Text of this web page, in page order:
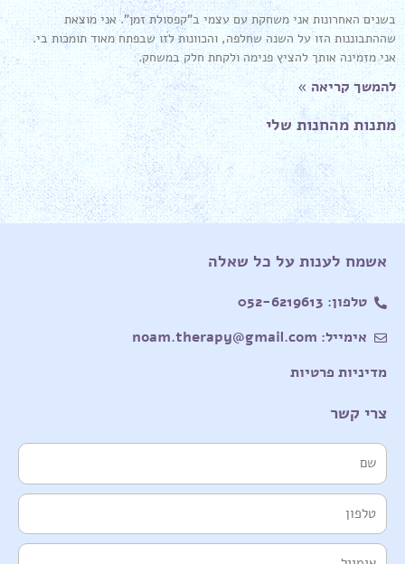
בשנים האחרונות אני משחקת עם עצמי ב"קפסולת זמן". אני מוצאת
שההתבוננות הזו על השנה שחלפה, והכוונות לזו שבפתח מאוד תומכות בי.
אני מזמינה אותך להציץ פנימה ולקחת חלק במשחק.
להמשך קריאה »
מתנות מהחנות שלי
אשמח לענות על כל שאלה
טלפון: 052-6219613
אימייל: noam.therapy@gmail.com
מדיניות פרטיות
צרי קשר
שם
טלפון
אימייל